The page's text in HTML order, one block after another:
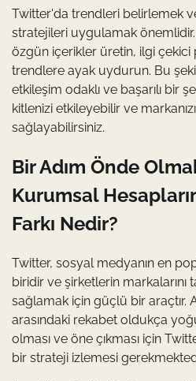
Twitter'da trendleri belirlemek
stratejileri uygulamak
özgün içerikler üretin, ilgi çekici
trendlere ayak uydurun. Bu
etkileşim odaklı ve başarılı bir
kitlenizi etkileyebilir ve
sağlayabilirsiniz.
Bir Adım Önde
Kurumsal
Farkı Nedir?
Twitter, sosyal medyanın en
biridir ve şirketlerin markalarını
sağlamak için güçlü bir araçtır.
arasındaki rekabet oldukça
olması ve öne çıkması için
bir strateji izlemesi